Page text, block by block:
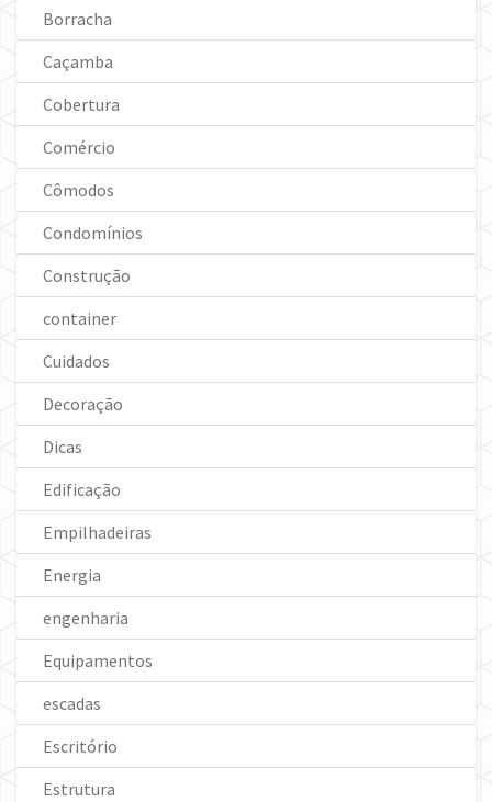
Borracha
Caçamba
Cobertura
Comércio
Cômodos
Condomínios
Construção
container
Cuidados
Decoração
Dicas
Edificação
Empilhadeiras
Energia
engenharia
Equipamentos
escadas
Escritório
Estrutura